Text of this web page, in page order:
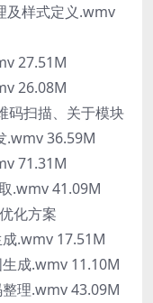
及样式定义.wmv
27.51M
26.08M
码扫描、关于模块
.wmv 36.59M
71.31M
.wmv 41.09M
化方案
.wmv 17.51M
成.wmv 11.10M
理.wmv 43.09M